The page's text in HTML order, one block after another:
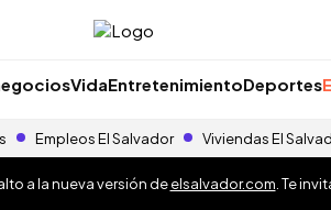
VidaEntretenimientoDeportes
Empleos El Salvador Viviendas El
a la nueva versión deelsalvador.com . Te